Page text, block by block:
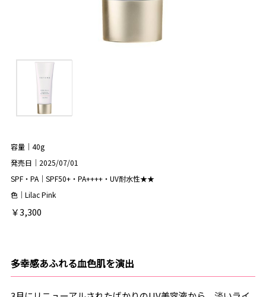
容量｜40g
発売日｜2025/07/01
SPF・PA｜SPF50+・PA++++・UV耐水性★★
色｜Lilac Pink
￥3,300
多幸感あふれる血色肌を演出